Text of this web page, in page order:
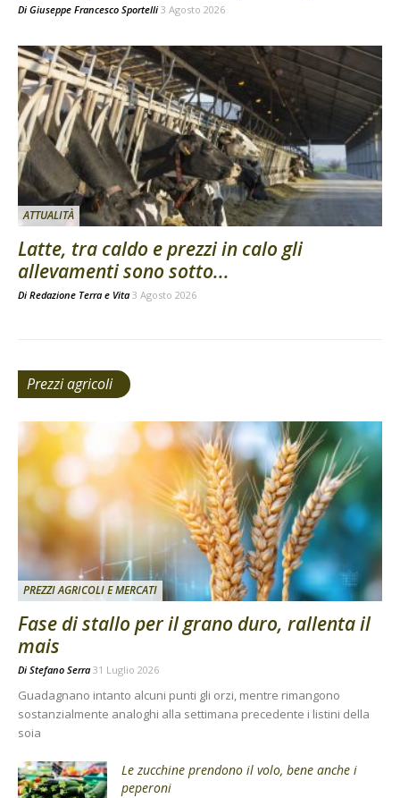
Di Giuseppe Francesco Sportelli 3 Agosto 2026
ATTUALITÀ
Latte, tra caldo e prezzi in calo gli
allevamenti sono sotto...
Di Redazione Terra e Vita 3 Agosto 2026
Prezzi agricoli
PREZZI AGRICOLI E MERCATI
Fase di stallo per il grano duro, rallenta il
mais
Di Stefano Serra 31 Luglio 2026
Guadagnano intanto alcuni punti gli orzi, mentre rimangono
sostanzialmente analoghi alla settimana precedente i listini della
soia
Le zucchine prendono il volo, bene anche i
peperoni